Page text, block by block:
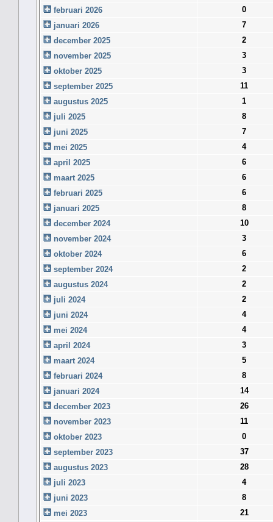
februari 2026
0
januari 2026
7
december 2025
2
november 2025
3
oktober 2025
3
september 2025
11
augustus 2025
1
juli 2025
8
juni 2025
7
mei 2025
4
april 2025
6
maart 2025
6
februari 2025
6
januari 2025
8
december 2024
10
november 2024
3
oktober 2024
6
september 2024
2
augustus 2024
2
juli 2024
2
juni 2024
4
mei 2024
4
april 2024
3
maart 2024
5
februari 2024
8
januari 2024
14
december 2023
26
november 2023
11
oktober 2023
0
september 2023
37
augustus 2023
28
juli 2023
4
juni 2023
8
mei 2023
21